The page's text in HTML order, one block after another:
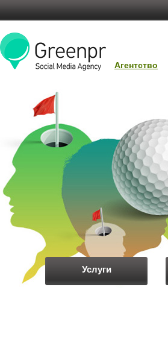
Агентство
Услуги